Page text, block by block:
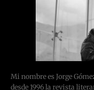
Mi nombre es Jorge
desde 1996 la revista